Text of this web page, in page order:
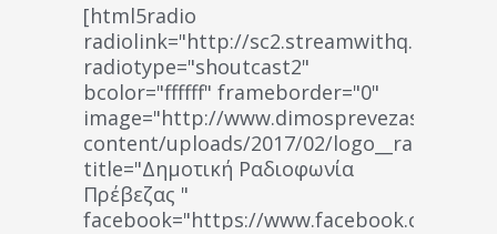
[html5radio
radiolink="http://
radiotype="shoutcast2"
bcolor="ffffff" frameborder="0"
image="http://www.dimosprevezas.gr/wp-
content/uploads/2017/02/
title="Δημοτική Ραδιοφωνία
Πρέβεζας "
facebook="https://www.facebook.com/